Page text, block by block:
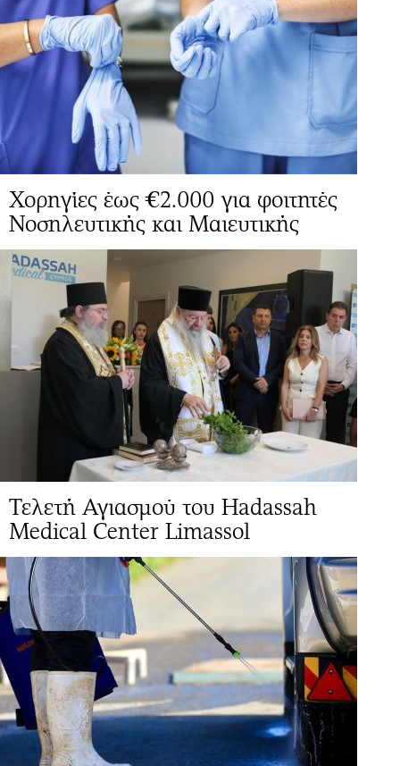
Χορηγίες έως €2.000 για φοιτητές
Νοσηλευτικής και Μαιευτικής
Τελετή Αγιασμού του Hadassah
Medical Center Limassol